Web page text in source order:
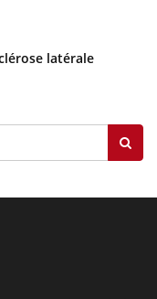
latérale